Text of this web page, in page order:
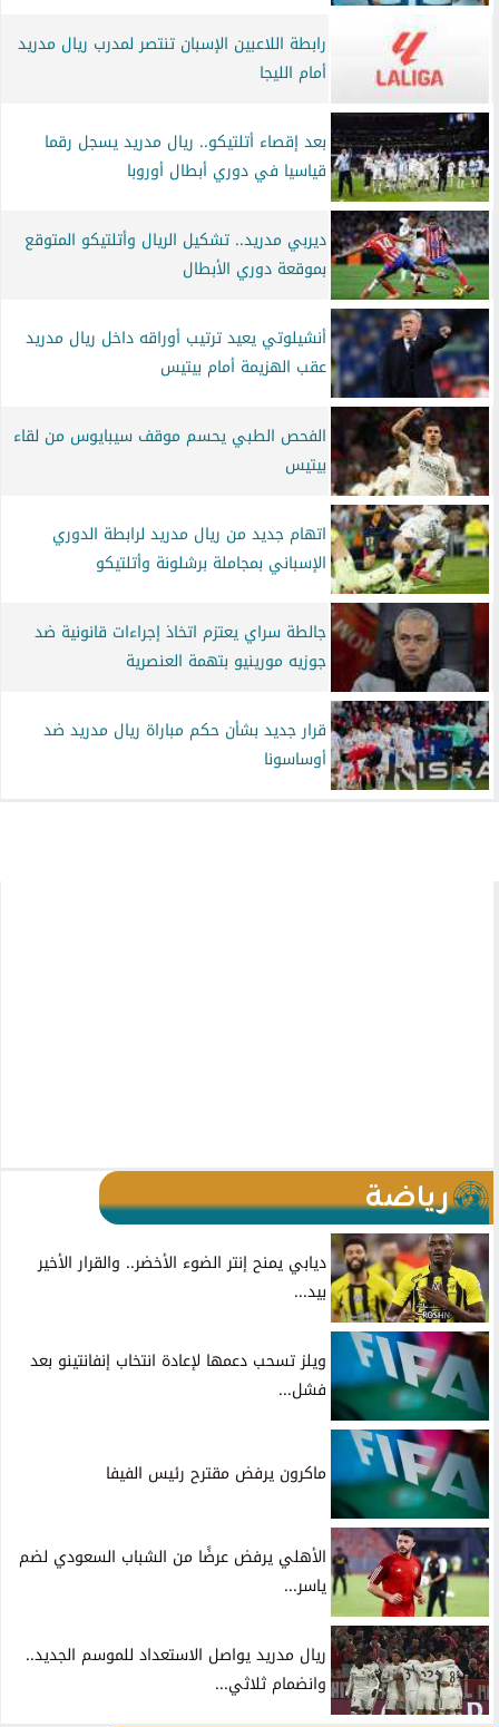
رابطة اللاعبين الإسبان تنتصر لمدرب ريال مدريد
أمام الليجا
بعد إقصاء أتلتيكو.. ريال مدريد يسجل رقما
قياسيا في دوري أبطال أوروبا
ديربي مدريد.. تشكيل الريال وأتلتيكو المتوقع
بموقعة دوري الأبطال
أنشيلوتي يعيد ترتيب أوراقه داخل ريال مدريد
عقب الهزيمة أمام بيتيس
الفحص الطبي يحسم موقف سيبايوس من لقاء
بيتيس
اتهام جديد من ريال مدريد لرابطة الدوري
الإسباني بمجاملة برشلونة وأتلتيكو
جالطة سراي يعتزم اتخاذ إجراءات قانونية ضد
جوزيه مورينيو بتهمة العنصرية
قرار جديد بشأن حكم مباراة ريال مدريد ضد
أوساسونا
رياضة
ديابي يمنح إنتر الضوء الأخضر.. والقرار الأخير
بيد...
ويلز تسحب دعمها لإعادة انتخاب إنفانتينو بعد
فشل...
ماكرون يرفض مقترح رئيس الفيفا
الأهلي يرفض عرضًا من الشباب السعودي لضم
ياسر...
ريال مدريد يواصل الاستعداد للموسم الجديد..
وانضمام ثلاثي...